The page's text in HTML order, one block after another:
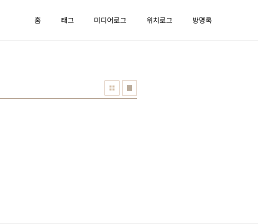
홈 태그 미디어로그 위치로그 방명록